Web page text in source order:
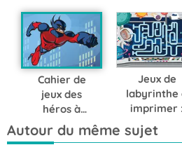
Cahier de
jeux des
héros à
imprimer
Jeux de
labyrinthe
imprimer :
trouvez le
bon chemin !
Autour du même sujet